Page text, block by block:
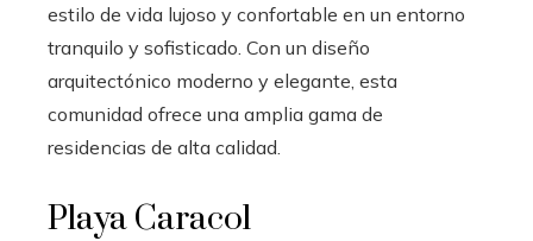
estilo de vida lujoso y confortable en un entorno
tranquilo y sofisticado. Con un diseño
arquitectónico moderno y elegante, esta
comunidad ofrece una amplia gama de
residencias de alta calidad.
Playa Caracol